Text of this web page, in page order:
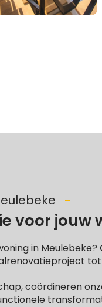
voor jouw
in Meulebeke?
coördineren